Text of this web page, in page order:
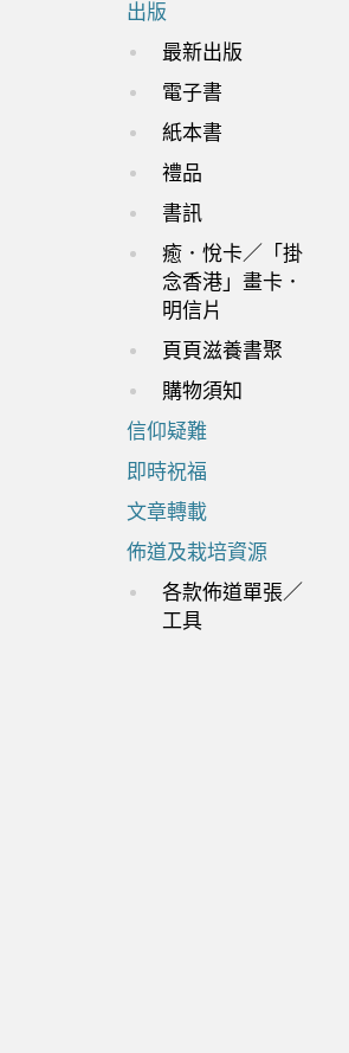
出版
最新出版
電子書
紙本書
禮品
書訊
癒．悅卡／「掛
念香港」畫卡．
明信片
頁頁滋養書聚
購物須知
信仰疑難
即時祝福
文章轉載
佈道及栽培資源
各款佈道單張／
工具